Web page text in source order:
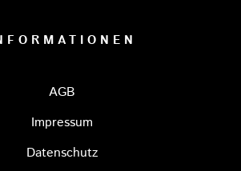
AGB
Impressum
Datenschutz